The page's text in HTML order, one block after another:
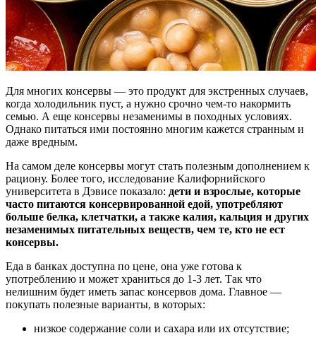
Для многих консервы — это продукт для экстренных случаев,
когда холодильник пуст, а нужно срочно чем-то накормить
семью. А еще консервы незаменимы в походных условиях.
Однако питаться ими постоянно многим кажется странным и
даже вредным.
На самом деле консервы могут стать полезным дополнением к
рациону. Более того, исследование Калифорнийского
университета в Дэвисе показало: дети и взрослые, которые
часто питаются консервированной едой, употребляют
больше белка, клетчатки, а также калия, кальция и других
незаменимых питательных веществ, чем те, кто не ест
консервы.
Еда в банках доступна по цене, она уже готова к
употреблению и может храниться до 1-3 лет. Так что
нелишним будет иметь запас консервов дома. Главное —
покупать полезные варианты, в которых:
низкое содержание соли и сахара или их отсутствие;